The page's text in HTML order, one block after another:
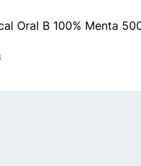
Oral B 100% Menta